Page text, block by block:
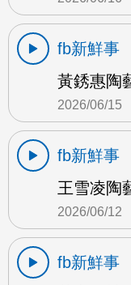
fb新鮮事
黃銹惠陶
2026/06/15
fb新鮮事
王雪凌陶
2026/06/12
fb新鮮事